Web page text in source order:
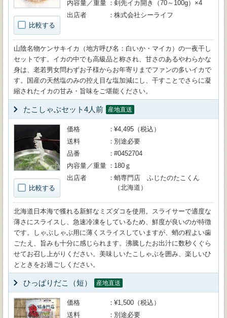
比較する
内容量／重量
剣先イカ開き（70～100g）×4
出店者
株式会社シーライフ
山陰名物ケンサキイカ（地方呼び名：白いか・マイカ）の一夜干し
セットです。イカの中でも高級品と称され、甘さのあるやわらかな
身は、老若男女問わずお子様からお年寄りまでファンの多いイカで
す。国産の天然塩のみの控え目な塩加減にし、干すことでさらに凝
縮されたイカの甘み・旨味をご堪能ください。
たこしゃぶセット4人前 産地直送
比較する
価格
¥4,495（税込）
送料
別途必要
品番
#0452704
内容量／重量
180ｇ
出店者
蛸専門店 ふじたのたこくん
（北海道）
北海道日本海で獲れる新鮮なミズダコを使用。スライサーで適度な
薄さにスライスし、急速冷凍をしているため、鮮度が良いのが特徴
です。しゃぶしゃぶ用に薄くスライスしていますが、蛸の程よい歯
ごたえ、旨みも十分に感じられます。沸騰したお出汁に数秒くぐら
せてお召し上がりください。美味しいたこしゃぶを囲み、楽しいひ
とときをお過ごしください。
ひっぱりだこ（短） 産地直送
価格
¥1,500（税込）
送料
別途必要